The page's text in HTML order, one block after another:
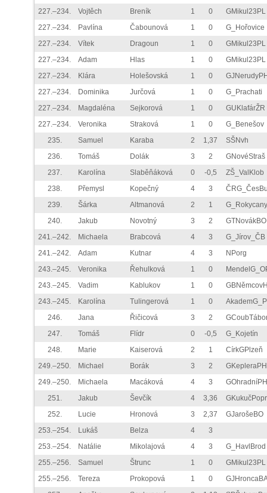
227.–234.
Vojtěch Breník 1 0
GMikul23PL
227.–234.
Pavlína Čabounová 1 0
G_Hořovice
227.–234.
Vítek Dragoun 1 0
GMikul23PL
227.–234.
Adam Hlas 1 0
GMikul23PL
227.–234.
Klára Holešovská 1 0
227.–234.
Dominika Jurčová 1 0
G_Prachati
227.–234.
Magdaléna Sejkorová 1 0
GUKlafárŽR
227.–234.
Veronika Straková 1 0
G_Benešov
235.
Samuel Karaba 2 1,37
SŠNvh
236.
Tomáš Dolák 3 2
GNovéStraš
237.
Karolína Slaběňáková 0 -0,5
ZŠ_ValKlob
238.
Přemysl Kopečný 4 3
239.
Šárka Altmanová 2 1
G_Rokycany
240.
Jakub Novotný 3 2
GTNovákBO
241.–242.
Michaela Brabcová 4 3
G_Jírov_ČB
241.–242.
Adam Kutnar 4 3
NPorg
243.–245.
Veronika Řehulková 1 0
243.–245.
Vadim Kablukov 1 0
243.–245.
Karolína Tulingerová 1 0
246.
Jana Řičicová 3 2
247.
Tomáš Flídr 0 -0,5
G_Kojetín
248.
Marie Kaiserová 2 1
CírkGPlzeň
249.–250.
Michael Borák 3 2
GKepleraPH
249.–250.
Michaela Macáková 4 3
GOhradníPH
251.
Jakub Ševčík 4 3,36
GKukučPopr
252.
Lucie Hronová 3 2,37
GJarošeBO
253.–254.
Lukáš Belza 4
3
253.–254.
Natálie Mikolajová 4 3
G_HavlBrod
255.–256.
Samuel Štrunc 1 0
GMikul23PL
255.–256.
Tereza Prokopová 1 0